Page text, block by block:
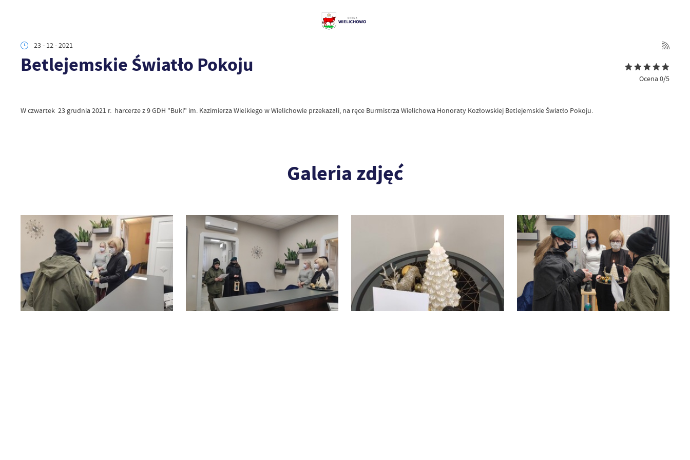
23 - 12 - 2021
Betlejemskie Światło Pokoju
Ocena 0/5
W czwartek 23 grudnia 2021 r. harcerze z 9 GDH "Buki" im. Kazimierza Wielkiego w Wielichowie przekazali, na ręce Burmistrza Wielichowa Honoraty Kozłowskiej Betlejemskie Światło Pokoju.
Galeria zdjęć